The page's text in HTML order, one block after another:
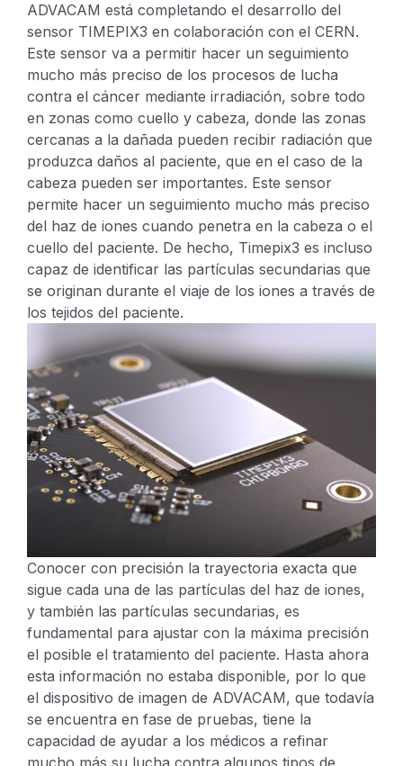
ADVACAM está completando el desarrollo del
sensor TIMEPIX3 en colaboración con el CERN.
Este sensor va a permitir hacer un seguimiento
mucho más preciso de los procesos de lucha
contra el cáncer mediante irradiación, sobre todo
en zonas como cuello y cabeza, donde las zonas
cercanas a la dañada pueden recibir radiación que
produzca daños al paciente, que en el caso de la
cabeza pueden ser importantes. Este sensor
permite hacer un seguimiento mucho más preciso
del haz de iones cuando penetra en la cabeza o el
cuello del paciente. De hecho, Timepix3 es incluso
capaz de identificar las partículas secundarias que
se originan durante el viaje de los iones a través de
los tejidos del paciente.
Conocer con precisión la trayectoria exacta que
sigue cada una de las partículas del haz de iones,
y también las partículas secundarias, es
fundamental para ajustar con la máxima precisión
el posible el tratamiento del paciente. Hasta ahora
esta información no estaba disponible, por lo que
el dispositivo de imagen de ADVACAM, que todavía
se encuentra en fase de pruebas, tiene la
capacidad de ayudar a los médicos a refinar
mucho más su lucha contra algunos tipos de